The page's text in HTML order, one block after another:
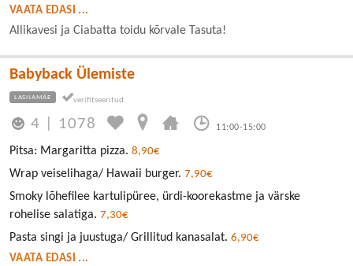
VAATA EDASI ...
Allikavesi ja Ciabatta toidu kõrvale Tasuta!
Babyback Ülemiste
LASNAMÄE
4 1078 11:00-15:00
Pitsa: Margaritta pizza. 8,90€
Wrap veiselihaga/ Hawaii burger. 7,90€
Smoky lõhefilee kartulipüree, ürdi-koorekastme ja värske
rohelise salatiga. 7,30€
Pasta singi ja juustuga/ Grillitud kanasalat. 6,90€
VAATA EDASI ...